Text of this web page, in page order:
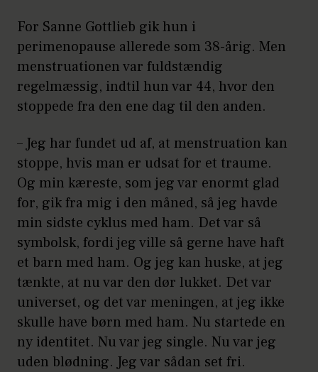
For Sanne Gottlieb gik hun i
perimenopause allerede som 38-årig. Men
menstruationen var fuldstændig
regelmæssig, indtil hun var 44, hvor den
stoppede fra den ene dag til den anden.
– Jeg har fundet ud af, at menstruation kan
stoppe, hvis man er udsat for et traume.
Og min kæreste, som jeg var enormt glad
for, gik fra mig i den måned, så jeg havde
min sidste cyklus med ham. Det var så
symbolsk, fordi jeg ville så gerne have haft
et barn med ham. Og jeg kan huske, at jeg
tænkte, at nu var den dør lukket. Det var
universet, og det var meningen, at jeg ikke
skulle have børn med ham. Nu startede en
ny identitet. Nu var jeg single. Nu var jeg
uden blødning. Jeg var sådan set fri.